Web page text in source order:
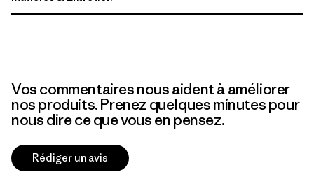
Vos commentaires nous aident à améliorer
nos produits. Prenez quelques minutes pour
nous dire ce que vous en pensez.
Rédiger un avis